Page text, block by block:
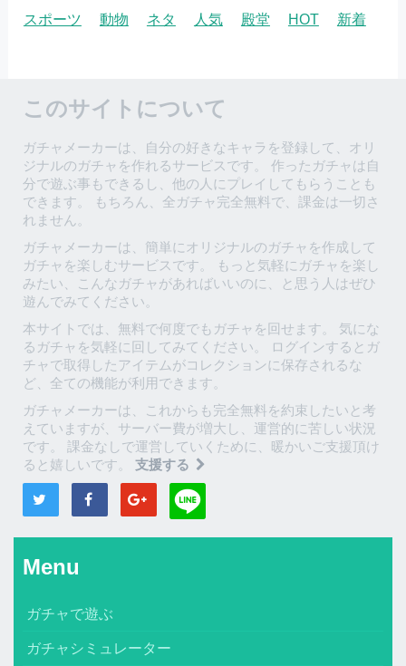
スポーツ
動物 ネタ 人気 殿堂 HOT 新着
このサイトについて
ガチャメーカーは、自分の好きなキャラを登録して、オリ
ジナルのガチャを作れるサービスです。 作ったガチャは自
分で遊ぶ事もできるし、他の人にプレイしてもらうことも
できます。 もちろん、全ガチャ完全無料で、課金は一切さ
れません。
ガチャメーカーは、簡単にオリジナルのガチャを作成して
ガチャを楽しむサービスです。 もっと気軽にガチャを楽し
みたい、こんなガチャがあればいいのに、と思う人はぜひ
遊んでみてください。
本サイトでは、無料で何度でもガチャを回せます。 気にな
るガチャを気軽に回してみてください。 ログインするとガ
チャで取得したアイテムがコレクションに保存されるな
ど、全ての機能が利用できます。
ガチャメーカーは、これからも完全無料を約束したいと考
えていますが、サーバー費が増大し、運営的に苦しい状況
です。 課金なしで運営していくために、暖かいご支援頂け
ると嬉しいです。 支援する
Menu
ガチャで遊ぶ
ガチャシミュレーター